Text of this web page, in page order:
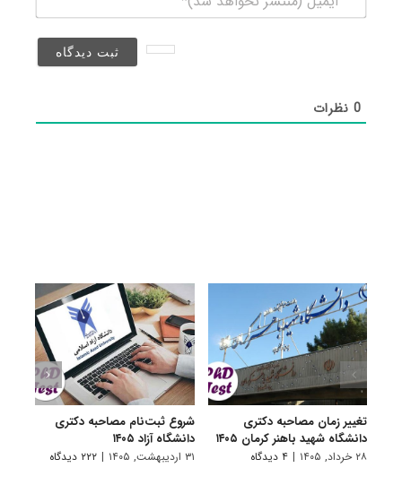
(منتشر
0نظرات
تغییر زمان مصاحبه دکتری
دانشگاه شهید باهنر کرمان ۱۴۰۵
۲۸ خرداد, ۱۴۰۵ | ۴ دیدگاه
شروع ثبت‌نام مصاحبه دکتری
دانشگاه آزاد ۱۴۰۵
۳۱ اردیبهشت, ۱۴۰۵ | ۲۲۲ دیدگاه